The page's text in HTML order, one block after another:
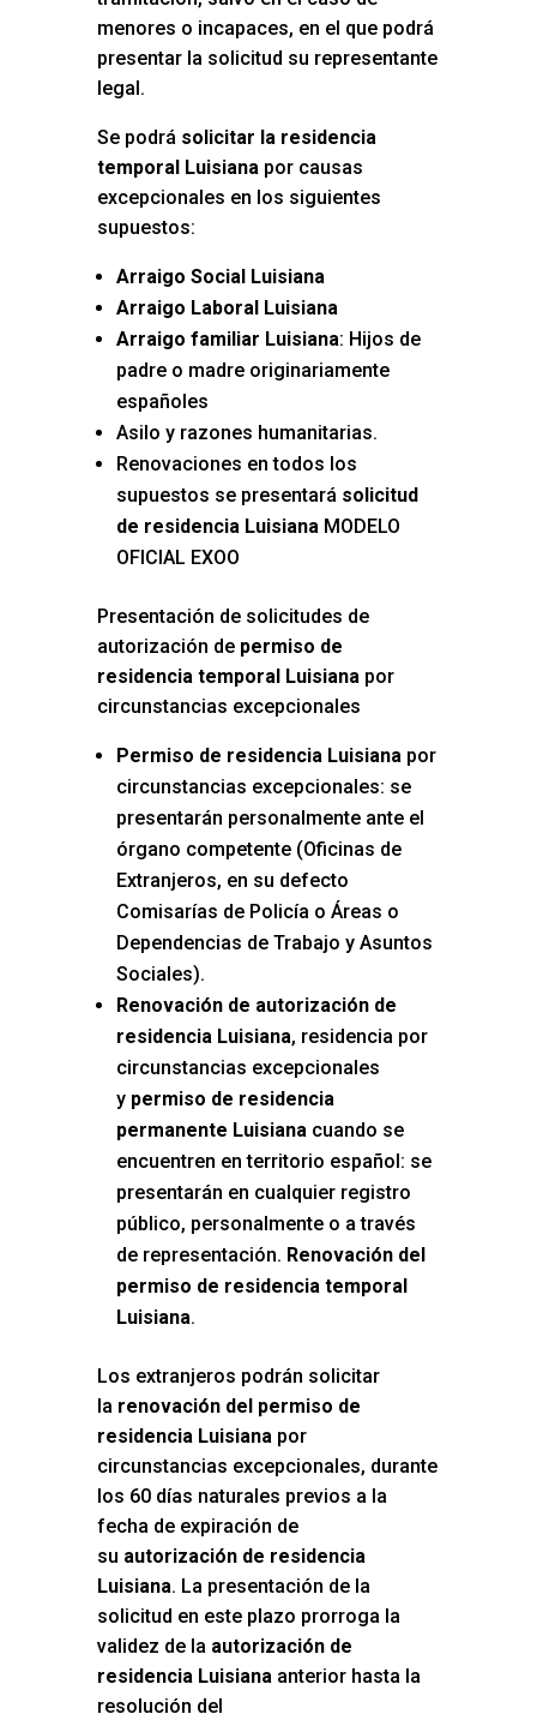
menores o incapaces, en el que podrá
presentar la solicitud su representante
legal.
Se podrá solicitar la residencia
temporal Luisianapor causas
excepcionales en los siguientes
supuestos:
Arraigo Social Luisiana
Arraigo Laboral Luisiana
Arraigo familiar Luisiana: Hijos de
padre o madre originariamente
españoles
Asilo y razones humanitarias.
Renovaciones en todos los
supuestos se presentará solicitud
de residencia LuisianaMODELO
OFICIAL EXOO
Presentación de solicitudes de
autorización depermiso de
residencia temporal Luisiana por
circunstancias excepcionales
Permiso de residencia Luisianapor
circunstancias excepcionales: se
presentarán personalmente ante el
órgano competente (Oficinas de
Extranjeros, en su defecto
Comisarías de Policía o Áreas o
Dependencias de Trabajo y Asuntos
Sociales).
Renovación de autorización de
residencia Luisiana, residencia por
circunstancias excepcionales
y permiso de residencia
permanente Luisianacuando se
encuentren en territorio español: se
presentarán en cualquier registro
público, personalmente o a través
de representación. Renovación del
permiso de residencia temporal
Luisiana.
Los extranjeros podrán solicitar
la renovación del permiso de
residencia Luisianapor
circunstancias excepcionales, durante
los 60 días naturales previos a la
fecha de expiración de
su autorización de residencia
Luisiana. La presentación de la
solicitud en este plazo prorroga la
validez de la autorización de
residencia Luisianaanterior hasta la
resolución del